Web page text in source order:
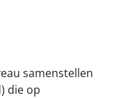
samenstellen
die op